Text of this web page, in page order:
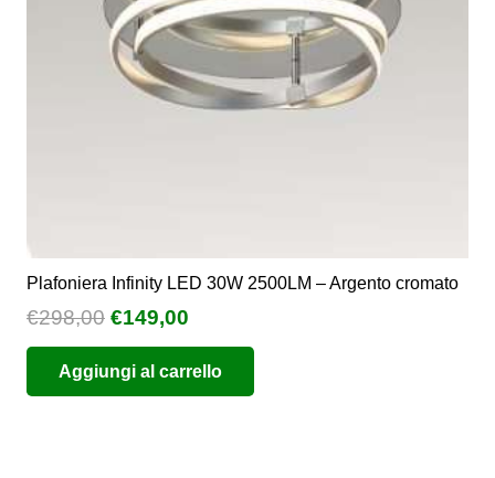
Plafoniera Infinity LED 30W 2500LM – Argento cromato
€298,00 Il
prezzo
originale
era:
€149,00
prezzo
attuale
è:
Aggiungi al carrello